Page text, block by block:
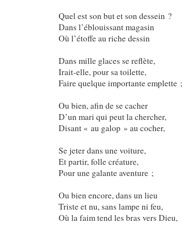
Quel est son but et son dessein ?
Dans l’éblouissant magasin
Où l’étoffe au riche dessin
Dans mille glaces se reflète,
Irait-elle, pour sa toilette,
Faire quelque importante emplette ;
Ou bien, afin de se cacher
D’un mari qui peut la chercher,
Disant « au galop » au cocher,
Se jeter dans une voiture,
Et partir, folle créature,
Pour une galante aventure ;
Ou bien encore, dans un lieu
Triste et nu, sans lampe ni feu,
Où la faim tend les bras vers Dieu,